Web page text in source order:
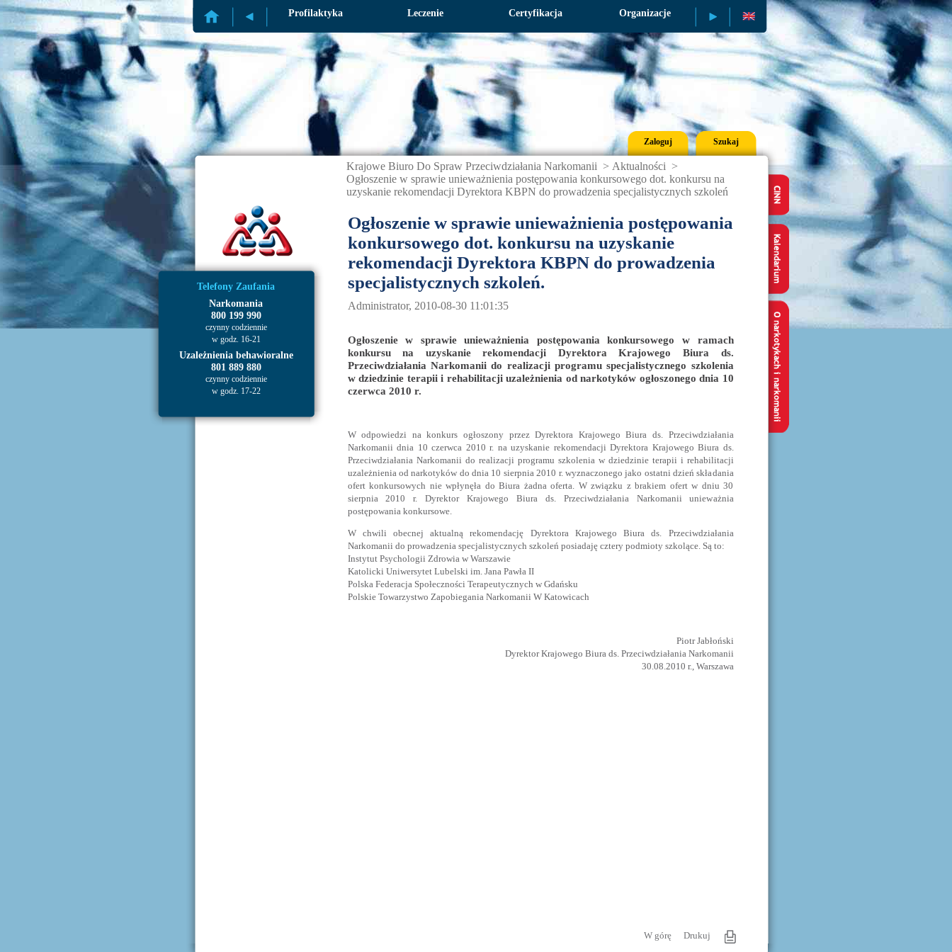
Profilaktyka Leczenie Certyfikacja Organizacje Publikacje
Zaloguj Szukaj
Telefony Zaufania
Narkomania
800 199 990
czynny codziennie
w godz. 16-21
Uzależnienia behawioralne
801 889 880
czynny codziennie
w godz. 17-22
Krajowe Biuro Do Spraw Przeciwdziałania Narkomanii > Aktualności >
Ogłoszenie w sprawie unieważnienia postępowania konkursowego dot. konkursu na
uzyskanie rekomendacji Dyrektora KBPN do prowadzenia specjalistycznych szkoleń
Ogłoszenie w sprawie unieważnienia postępowania
konkursowego dot. konkursu na uzyskanie
rekomendacji Dyrektora KBPN do prowadzenia
specjalistycznych szkoleń.
Administrator, 2010-08-30 11:01:35
Ogłoszenie w sprawie unieważnienia postępowania konkursowego w ramach
konkursu na uzyskanie rekomendacji Dyrektora Krajowego Biura ds.
Przeciwdziałania Narkomanii do realizacji programu specjalistycznego szkolenia
w dziedzinie terapii i rehabilitacji uzależnienia od narkotyków ogłoszonego dnia 10
czerwca 2010 r.
W odpowiedzi na konkurs ogłoszony przez Dyrektora Krajowego Biura ds. Przeciwdziałania
Narkomanii dnia 10 czerwca 2010 r. na uzyskanie rekomendacji Dyrektora Krajowego Biura ds.
Przeciwdziałania Narkomanii do realizacji programu szkolenia w dziedzinie terapii i rehabilitacji
uzależnienia od narkotyków do dnia 10 sierpnia 2010 r. wyznaczonego jako ostatni dzień składania
ofert konkursowych nie wpłynęła do Biura żadna oferta. W związku z brakiem ofert w dniu 30
sierpnia 2010 r. Dyrektor Krajowego Biura ds. Przeciwdziałania Narkomanii unieważnia
postępowania konkursowe.
W chwili obecnej aktualną rekomendację Dyrektora Krajowego Biura ds. Przeciwdziałania
Narkomanii do prowadzenia specjalistycznych szkoleń posiadaję cztery podmioty szkolące. Są to:
Instytut Psychologii Zdrowia w Warszawie
Katolicki Uniwersytet Lubelski im. Jana Pawła II
Polska Federacja Społeczności Terapeutycznych w Gdańsku
Polskie Towarzystwo Zapobiegania Narkomanii W Katowicach
Piotr Jabłoński
Dyrektor Krajowego Biura ds. Przeciwdziałania Narkomanii
30.08.2010 r., Warszawa
W górę Drukuj